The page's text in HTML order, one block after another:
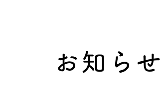
お知らせ